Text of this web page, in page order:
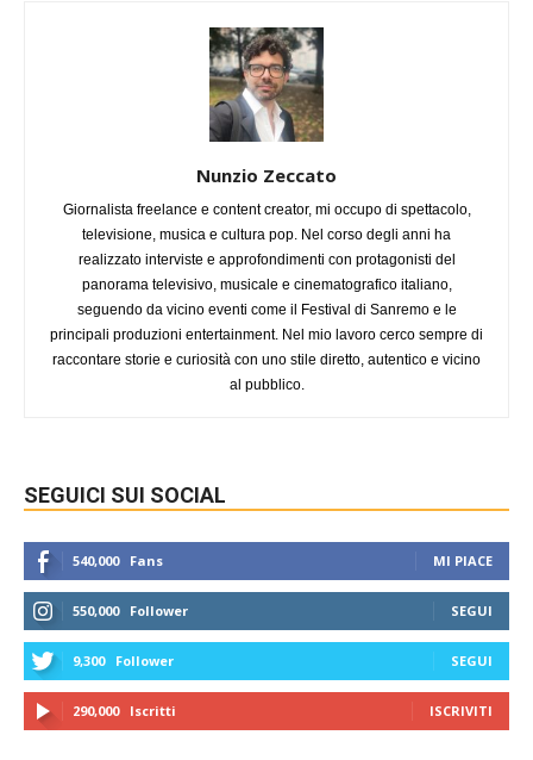
Nunzio Zeccato
Giornalista freelance e content creator, mi occupo di spettacolo,
televisione, musica e cultura pop. Nel corso degli anni ha
realizzato interviste e approfondimenti con protagonisti del
panorama televisivo, musicale e cinematografico italiano,
seguendo da vicino eventi come il Festival di Sanremo e le
principali produzioni entertainment. Nel mio lavoro cerco sempre di
raccontare storie e curiosità con uno stile diretto, autentico e vicino
al pubblico.
SEGUICI SUI SOCIAL
540,000 Fans MI PIACE
550,000 Follower SEGUI
9,300 Follower SEGUI
290,000 Iscritti ISCRIVITI